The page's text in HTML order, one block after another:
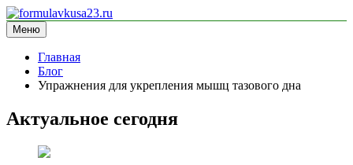
Перейти
к
содержимому
formulavkusa23.ru
блог про спорт
Меню
Главная
Блог
Упражнения для укрепления мышц тазового дна
Актуальное сегодня